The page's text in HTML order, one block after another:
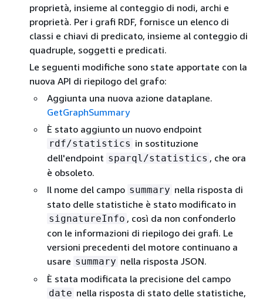
proprietà, insieme al conteggio di nodi, archi e
proprietà. Per i grafi RDF, fornisce un elenco di
classi e chiavi di predicato, insieme al conteggio di
quadruple, soggetti e predicati.
Le seguenti modifiche sono state apportate con la
nuova API di riepilogo del grafo:
Aggiunta una nuova azione dataplane.
GetGraphSummary
È stato aggiunto un nuovo endpoint
rdf/statistics in sostituzione
dell'endpoint sparql/statistics , che ora
è obsoleto.
Il nome del campo summary nella risposta di
stato delle statistiche è stato modificato in
signatureInfo , così da non confonderlo
con le informazioni di riepilogo dei grafi. Le
versioni precedenti del motore continuano a
usare summary nella risposta JSON.
È stata modificata la precisione del campo
date nella risposta di stato delle statistiche,